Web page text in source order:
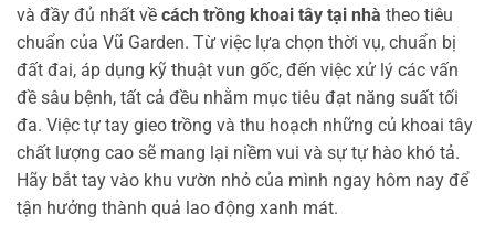
và đầy đủ nhất về cách trồng khoai tây tại nhà theo tiêu
chuẩn của Vũ Garden. Từ việc lựa chọn thời vụ, chuẩn bị
đất đai, áp dụng kỹ thuật vun gốc, đến việc xử lý các vấn
đề sâu bệnh, tất cả đều nhằm mục tiêu đạt năng suất tối
đa. Việc tự tay gieo trồng và thu hoạch những củ khoai tây
chất lượng cao sẽ mang lại niềm vui và sự tự hào khó tả.
Hãy bắt tay vào khu vườn nhỏ của mình ngay hôm nay để
tận hưởng thành quả lao động xanh mát.